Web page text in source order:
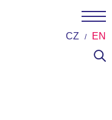
CZ EN